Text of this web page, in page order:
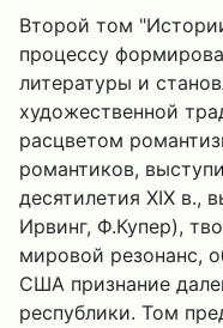
Второй том
процессу
литературы и
художественной
расцветом
романтиков,
десятилетия XIX в.,
Ирвинг, Ф.Купер),
мировой резонанс,
США признание
республики. Том